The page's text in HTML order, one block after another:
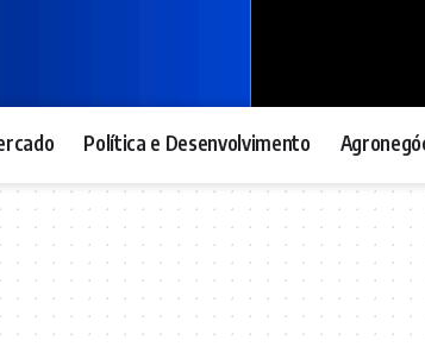
Política e Desenvolvimento